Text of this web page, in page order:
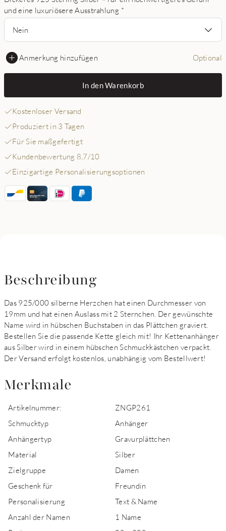
und eine luxuriösere Ausstrahlung *
Nein
Anmerkung hinzufügen Optional
In den Warenkorb
Kostenloser Versand
Produziert in 3 Tagen
Für Sie maßgefertigt
Kundenbewertung 8,7/10
Einzigartige Personalisierungsoptionen
Beschreibung
Das 925/000 silberne Herzchen hat einen Durchmesser von
19mm und hat einen Auslass mit 2 Sternchen. Der gewünschte
Name wird in hübschen Buchstaben in das Plättchen graviert.
Bestellen Sie die passende Kette gleich mit! Ihr Kettenanhänger
aus Silber wird in einem hübschen Schmuckkästchen verpackt.
Der Versand erfolgt kostenlos, unabhängig vom Bestellwert!
Merkmale
Artikelnummer:
ZNGP261
Schmucktyp
Anhänger
Anhängertyp
Gravurplättchen
Material
Silber
Zielgruppe
Damen
Geschenk für
Freundin
Personalisierung
Text & Name
Anzahl der Namen
1 Name